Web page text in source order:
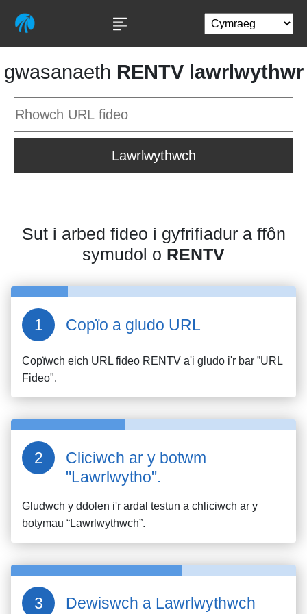
gwasanaeth RENTV lawrlwythwr
Lawrlwythwch
Sut i arbed fideo i gyfrifiadur a ffôn
symudol o RENTV
Copïo a gludo URL
Copïwch eich URL fideo RENTV a'i gludo i'r bar ”URL
Fideo".
Cliciwch ar y botwm
"Lawrlwytho".
Gludwch y ddolen i'r ardal testun a chliciwch ar y
botymau “Lawrlwythwch”.
Dewiswch a Lawrlwythwch